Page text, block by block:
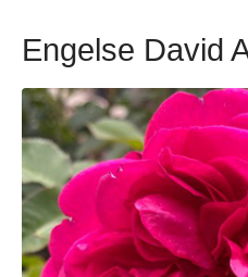
Engelse David